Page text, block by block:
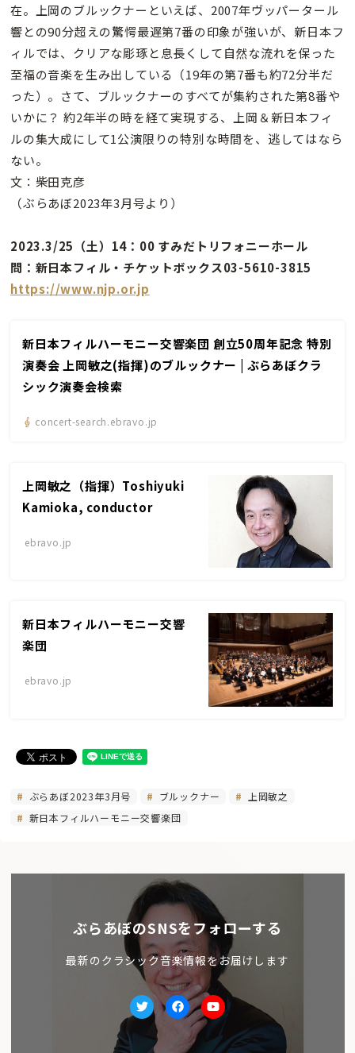
在。上岡のブルックナーといえば、2007年ヴッパータール
響との90分超えの驚愕最遅第7番の印象が強いが、新日本フ
ィルでは、クリアな彫琢と息長くして自然な流れを保った
至福の音楽を生み出している（19年の第7番も約72分半だ
った）。さて、ブルックナーのすべてが集約された第8番や
いかに？ 約2年半の時を経て実現する、上岡＆新日本フィ
ルの集大成にして1公演限りの特別な時間を、逃してはなら
ない。
文：柴田克彦
（ぶらあぼ2023年3月号より）
2023.3/25（土）14：00 すみだトリフォニーホール
問：新日本フィル・チケットボックス03-5610-3815
https://www.njp.or.jp
新日本フィルハーモニー交響楽団 創立50周年記念 特別
演奏会 上岡敏之(指揮)のブルックナー | ぶらあぼクラ
シック演奏会検索
concert-search.ebravo.jp
上岡敏之（指揮）Toshiyuki
Kamioka, conductor
ebravo.jp
新日本フィルハーモニー交響
楽団
ebravo.jp
ぶらあぼ2023年3月号 ブルックナー
上岡敏之
新日本フィルハーモニー交響楽団
ぶらあぼのSNSをフォローする
最新のクラシック音楽情報をお届けします
TwitterfacebookYoutube